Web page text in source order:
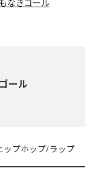
なきゴール
ール
ップホップ/ラップ